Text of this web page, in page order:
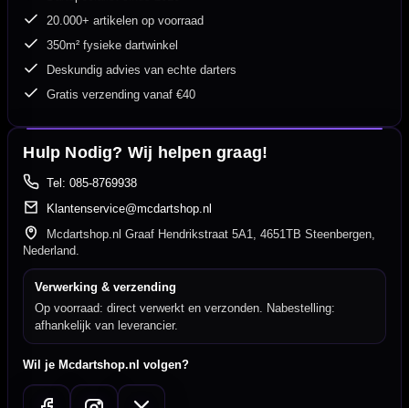
20.000+ artikelen op voorraad
350m² fysieke dartwinkel
Deskundig advies van echte darters
Gratis verzending vanaf €40
Hulp Nodig? Wij helpen graag!
Tel: 085-8769938
Klantenservice@mcdartshop.nl
Mcdartshop.nl Graaf Hendrikstraat 5A1, 4651TB Steenbergen,
Nederland.
Verwerking & verzending
Op voorraad: direct verwerkt en verzonden. Nabestelling:
afhankelijk van leverancier.
Wil je Mcdartshop.nl volgen?